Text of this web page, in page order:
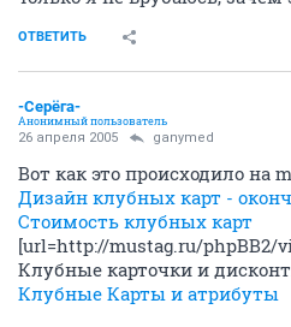
ОТВЕТИТЬ
-Серёга-
Анонимный пользователь
26 апреля 2005 ganymed
Вот как это происходило на
Дизайн клубных карт -
Стоимость клубных карт
[url=http://mustag.ru/phpBB2/
Клубные карточки и
Клубные Карты и атрибуты